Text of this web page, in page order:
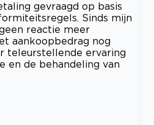
gevraagd op basis
Sinds mijn
reactie meer
aankoopbedrag nog
teleurstellende ervaring
en de behandeling van